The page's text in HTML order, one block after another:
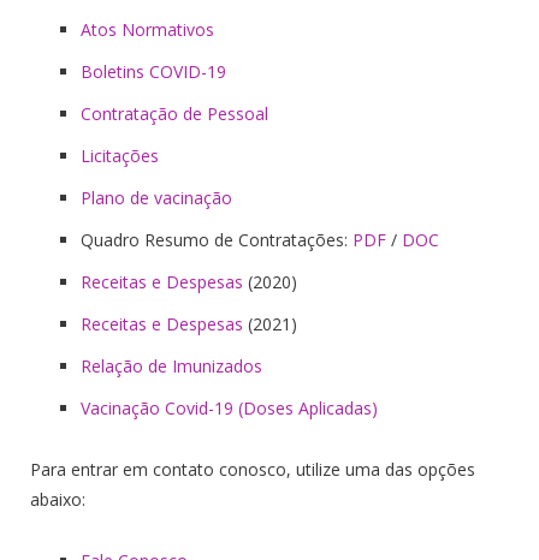
Atos Normativos
Boletins COVID-19
Contratação de Pessoal
Licitações
Plano de vacinação
Quadro Resumo de Contratações: PDF / DOC
Receitas e Despesas (2020)
Receitas e Despesas (2021)
Relação de Imunizados
Vacinação Covid-19 (Doses Aplicadas)
Para entrar em contato conosco, utilize uma das opções
abaixo: